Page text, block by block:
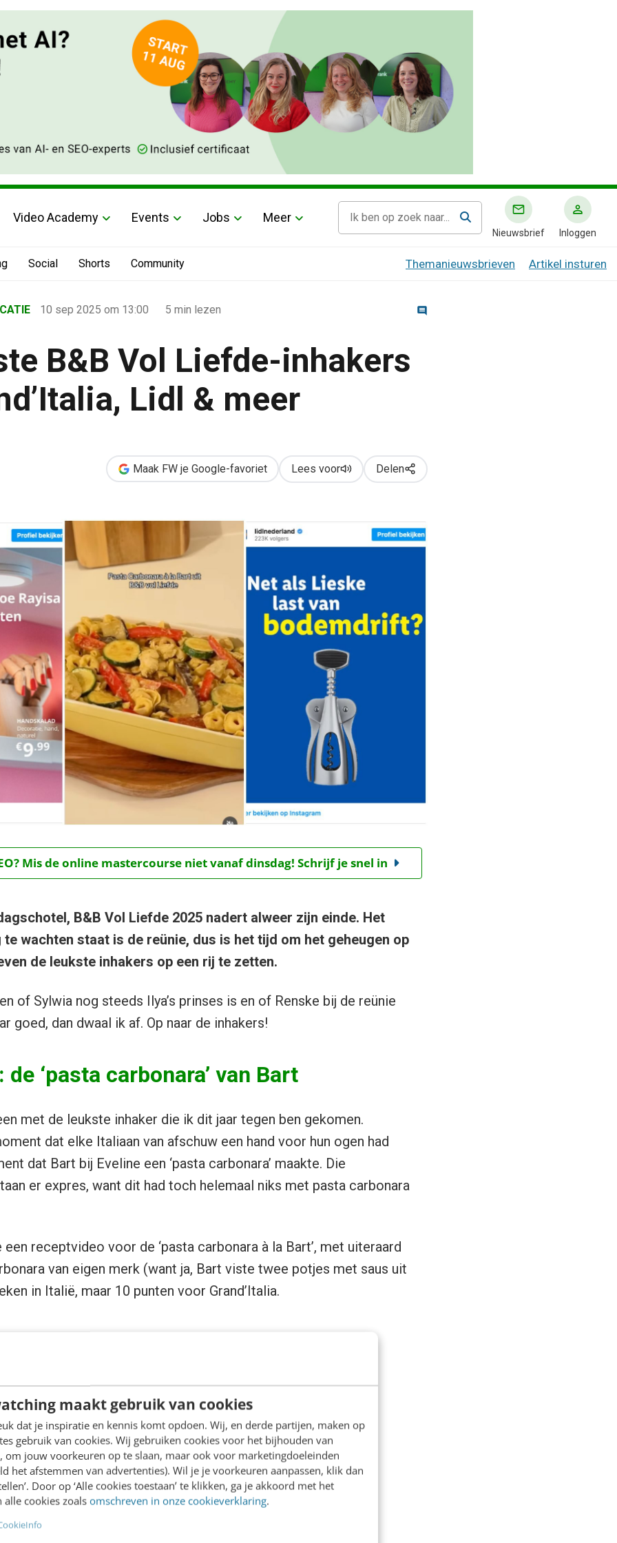
maakt gebruik van cookies
dat je inspiratie en kennis komt opdoen. Wij, en derde partijen, maken op
gebruik van cookies. Wij gebruiken cookies voor het bijhouden van
om jouw voorkeuren op te slaan, maar ook voor marketingdoeleinden
het afstemmen van advertenties). Wil je je voorkeuren aanpassen, klik dan
Door op ‘Alle cookies toestaan’ te klikken, ga je akkoord met het
alle cookies zoalsomschreven in onze cookieverklaring.
Video Academy Events Jobs Meer
Nieuwsbrief Inloggen
Social Shorts Community Themanieuwsbrieven Artikel insturen
10 sep 2025 om 13:00 5 min lezen
B&B Vol Liefde-inhakers
Lidl & meer
Maak FW je Google-favoriet Lees voor Delen
Mis de online mastercourse niet vanaf dinsdag! Schrijf je snel in
B&B Vol Liefde 2025 nadert alweer zijn einde. Het
wachten staat is de reünie, dus is het tijd om het geheugen op
de leukste inhakers op een rij te zetten.
of Sylwia nog steeds Ilya’s prinses is en of Renske bij de reünie
goed, dan dwaal ik af. Op naar de inhakers!
de ‘pasta carbonara’ van Bart
met de leukste inhaker die ik dit jaar tegen ben gekomen.
dat elke Italiaan van afschuw een hand voor hun ogen had
dat Bart bij Eveline een ‘pasta carbonara’ maakte. Die
er expres, want dit had toch helemaal niks met pasta carbonara
een receptvideo voor de ‘pasta carbonara à la Bart’, met uiteraard
van eigen merk (want ja, Bart viste twee potjes met saus uit
in Italië, maar 10 punten voor Grand’Italia.